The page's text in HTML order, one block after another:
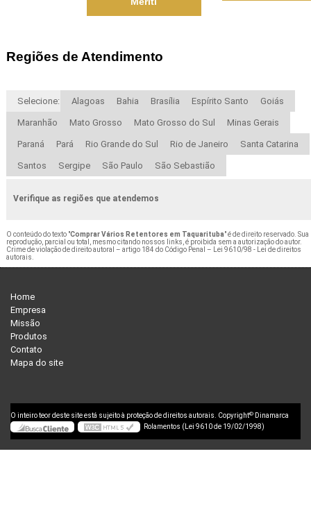
Regiões de Atendimento
Selecione: Alagoas Bahia Brasília Espírito Santo Goiás
Maranhão Mato Grosso Mato Grosso do Sul Minas Gerais
Paraná Pará Rio Grande do Sul Rio de Janeiro Santa Catarina
Santos Sergipe São Paulo São Sebastião
Verifique as regiões que atendemos
O conteúdo do texto "Comprar Vários Retentores em Taquarituba" é de direito reservado. Sua
reprodução, parcial ou total, mesmo citando nossos links, é proibida sem a autorização do autor.
Crime de violação de direito autoral – artigo 184 do Código Penal – Lei 9610/98 - Lei de direitos
autorais.
Home
Empresa
Missão
Produtos
Contato
Mapa do site
O inteiro teor deste site está sujeito à proteção de direitos autorais. Copyright© Dinamarca
Rolamentos (Lei 9610 de 19/02/1998)